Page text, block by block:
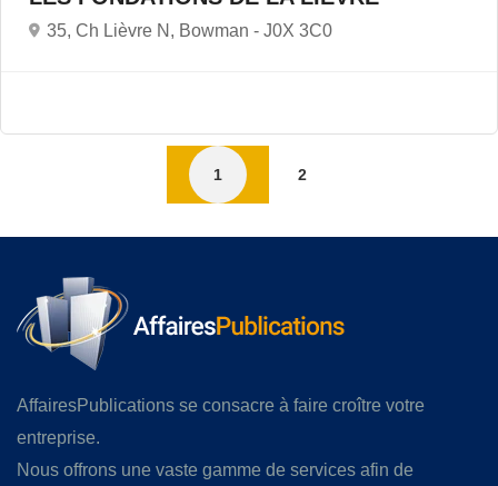
35, Ch Lièvre N, Bowman - J0X 3C0
1 2
AffairesPublications se consacre à faire croître votre
entreprise.
Nous offrons une vaste gamme de services afin de